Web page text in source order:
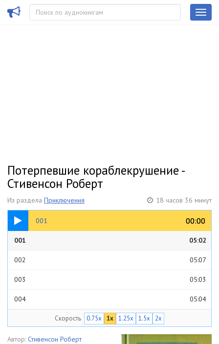
Потерпевшие кораблекрушение -
Стивенсон Роберт
Из раздела Приключения 18 часов 36 минут
001 00:00
00:00
05:02
001 05:02
002 05:07
003 05:03
004 05:04
006
Скорость 0.75x 1x 1.25x 1.5x 2x
Автор: Стивенсон Роберт